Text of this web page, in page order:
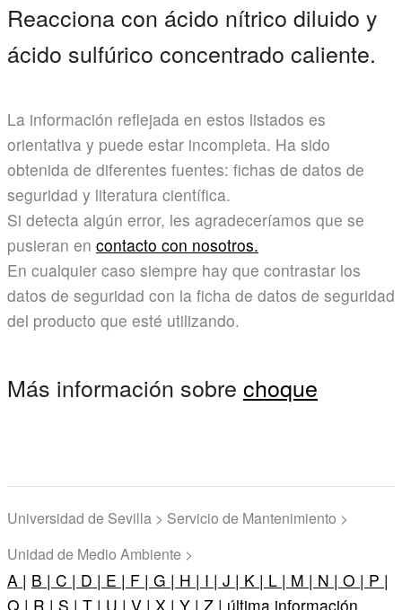
Reacciona con ácido nítrico diluido y
ácido sulfúrico concentrado caliente.
La información reflejada en estos listados es
orientativa y puede estar incompleta. Ha sido
obtenida de diferentes fuentes: fichas de datos de
seguridad y literatura científica.
Si detecta algún error, les agradeceríamos que se
pusieran en contacto con nosotros.
En cualquier caso siempre hay que contrastar los
datos de seguridad con la ficha de datos de seguridad
del producto que esté utilizando.
Más información sobre choque
Universidad de Sevilla > Servicio de Mantenimiento >
Unidad de Medio Ambiente >
A | B | C | D | E | F | G | H | I | J | K | L | M | N | O | P |
Q | R | S | T | U | V | X | Y | Z | última información